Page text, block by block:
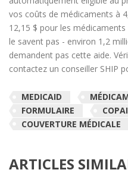
vos coûts de médicaments à
12,15 $ pour les
le savent pas - environ 1,2
demandent pas cette aide.
contactez un conseiller SHIP
MEDICAID
FORMULAIRE
COUVERTURE MÉDICALE
ARTICLES